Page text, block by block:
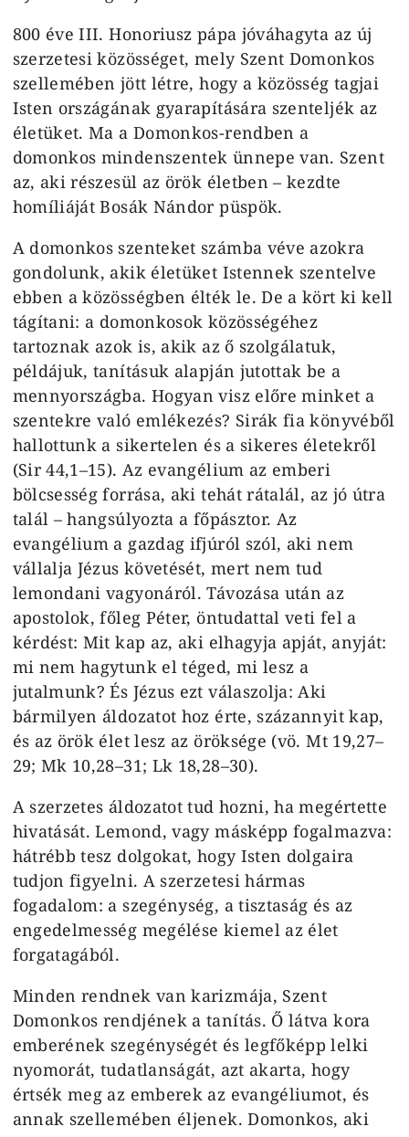
800 éve III. Honoriusz pápa jóváhagyta az új
szerzetesi közösséget, mely Szent Domonkos
szellemében jött létre, hogy a közösség tagjai
Isten országának gyarapítására szenteljék az
életüket. Ma a Domonkos-rendben a
domonkos mindenszentek ünnepe van. Szent
az, aki részesül az örök életben – kezdte
homíliáját Bosák Nándor püspök.
A domonkos szenteket számba véve azokra
gondolunk, akik életüket Istennek szentelve
ebben a közösségben élték le. De a kört ki kell
tágítani: a domonkosok közösségéhez
tartoznak azok is, akik az ő szolgálatuk,
példájuk, tanításuk alapján jutottak be a
mennyországba. Hogyan visz előre minket a
szentekre való emlékezés? Sirák fia könyvéből
hallottunk a sikertelen és a sikeres életekről
(Sir 44,1–15). Az evangélium az emberi
bölcsesség forrása, aki tehát rátalál, az jó útra
talál – hangsúlyozta a főpásztor. Az
evangélium a gazdag ifjúról szól, aki nem
vállalja Jézus követését, mert nem tud
lemondani vagyonáról. Távozása után az
apostolok, főleg Péter, öntudattal veti fel a
kérdést: Mit kap az, aki elhagyja apját, anyját:
mi nem hagytunk el téged, mi lesz a
jutalmunk? És Jézus ezt válaszolja: Aki
bármilyen áldozatot hoz érte, százannyit kap,
és az örök élet lesz az öröksége (vö. Mt 19,27–
29; Mk 10,28–31; Lk 18,28–30).
A szerzetes áldozatot tud hozni, ha megértette
hivatását. Lemond, vagy másképp fogalmazva:
hátrébb tesz dolgokat, hogy Isten dolgaira
tudjon figyelni. A szerzetesi hármas
fogadalom: a szegénység, a tisztaság és az
engedelmesség megélése kiemel az élet
forgatagából.
Minden rendnek van karizmája, Szent
Domonkos rendjének a tanítás. Ő látva kora
emberének szegénységét és legfőképp lelki
nyomorát, tudatlanságát, azt akarta, hogy
értsék meg az emberek az evangéliumot, és
annak szellemében éljenek. Domonkos, aki